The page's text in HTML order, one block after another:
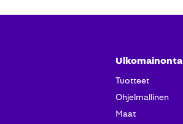
Ulkomainonta
Tuotteet​
Ohjelmallinen
Maat